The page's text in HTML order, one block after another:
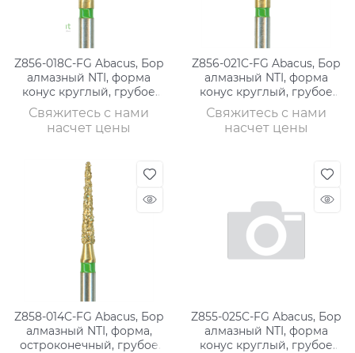
Z856-018C-FG Abacus, Бор
алмазный NTI, форма
конус круглый, грубое
Свяжитесь с нами
насчет цены
Z856-021C-FG Abacus, Бор
алмазный NTI, форма
конус круглый, грубое
Свяжитесь с нами
насчет цены
Z858-014C-FG Abacus, Бор
алмазный NTI, форма,
остроконечный, грубое
Z855-025C-FG Abacus, Бор
алмазный NTI, форма
конус круглый, грубое